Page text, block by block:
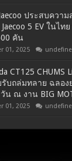
ประสบควา
5 EV ในไ
คัน
01, 2025
CT125 CHUMS
บถล่มทลาย ฉลอง
น ณ งาน BIG
01, 2025